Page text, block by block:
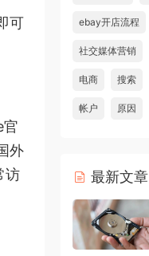
可
官
外
访
ebay开店流程
社交媒体营销
电商 搜索
帐户 原因
最新文章